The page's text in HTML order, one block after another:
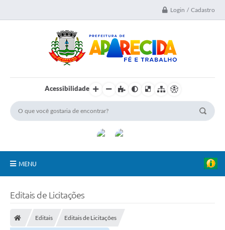
Login / Cadastro
Acessibilidade
MENU
Transparência
Editais de Licitações
Editais Editais de Licitações